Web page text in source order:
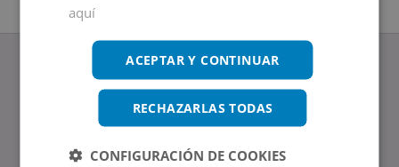
www.altamirainmuebles.com
Edificio Skylight
Avenida de Manoteras 14-16, 28050, Madrid
aquí
ACEPTAR Y CONTINUAR
RECHAZARLAS TODAS
CONFIGURACIÓN DE COOKIES